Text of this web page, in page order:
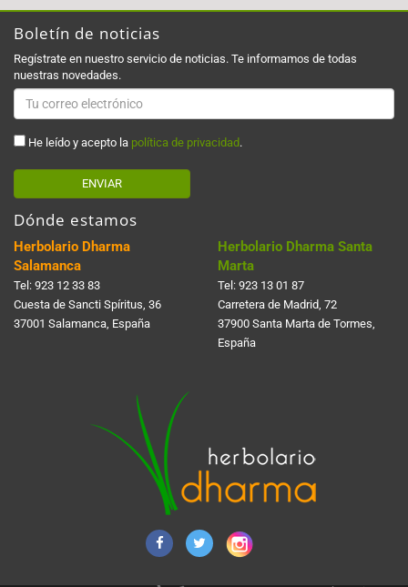
Boletín de noticias
Regístrate en nuestro servicio de noticias. Te informamos de todas
nuestras novedades.
He leído y acepto la política de privacidad .
ENVIAR
Dónde estamos
Herbolario Dharma
Salamanca
Tel: 923 12 33 83
Cuesta de Sancti Spí­ritus, 36
37001 Salamanca, España
Herbolario Dharma Santa
Marta
Tel: 923 13 01 87
Carretera de Madrid, 72
37900 Santa Marta de Tormes,
España